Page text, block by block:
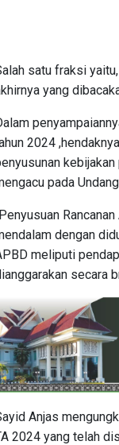
satu fraksi
yang
2024
pada
dengan
meliputi
secara
Anjas
2024 yang telah